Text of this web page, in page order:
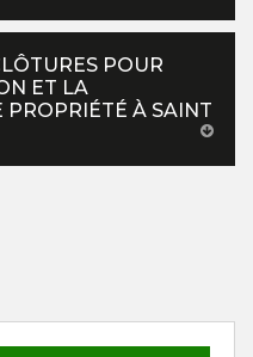
POUR
ET LA
PROPRIÉTÉ À SAINT